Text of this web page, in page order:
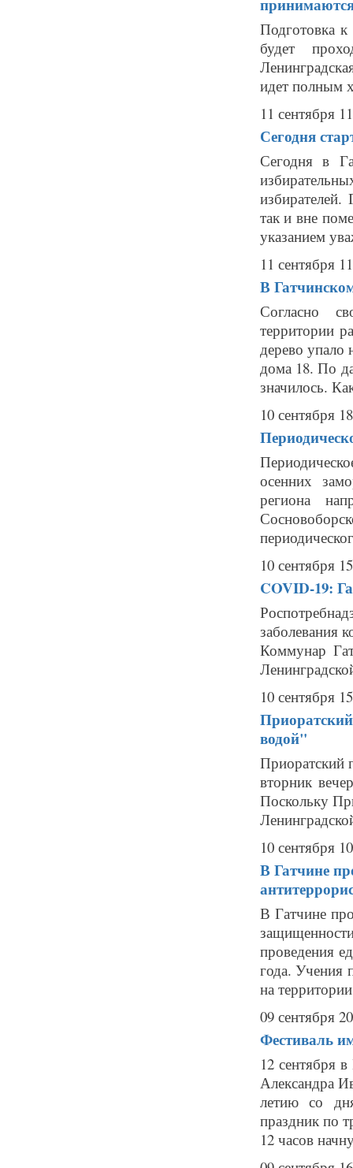
Подготовка
будет
идет полным
11 сентября
Сегодня
Сегодня в
так и вне
указанием
11 сентября
В
Согласно
территории
дерево
дома 18. По
значилось.
10 сентября
осенних
региона
10 сентября
COVID-19:
заболевания
Коммунар
10 сентября
водой"
Приоратский
вторник
Поскольку
10 сентября
В Гатчине
В Гатчине
проведения
года. Учения
на
09 сентября
Фестиваль
12 сентября
Александра
летию со
праздник по
12 часов